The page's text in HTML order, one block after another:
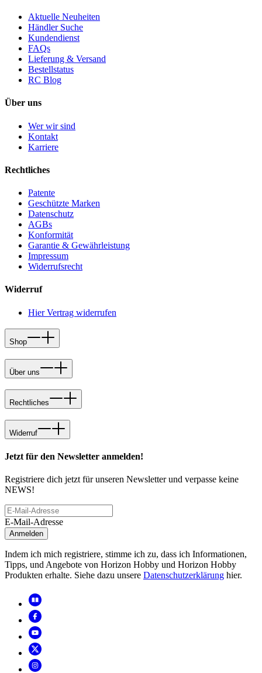
Aktuelle Neuheiten
Händler Suche
Kundendienst
FAQs
Lieferung & Versand
Bestellstatus
RC Blog
Über uns
Wer wir sind
Kontakt
Karriere
Rechtliches
Patente
Geschützte Marken
Datenschutz
AGBs
Konformität
Garantie & Gewährleistung
Impressum
Widerrufsrecht
Widerruf
Hier Vertrag widerrufen
Shop
Über uns
Rechtliches
Widerruf
Jetzt für den Newsletter anmelden!
Registriere dich jetzt für unseren Newsletter und verpasse keine
NEWS!
E-Mail-Adresse
Anmelden
Indem ich mich registriere, stimme ich zu, dass ich Informationen,
Tipps, und Angebote von Horizon Hobby und Horizon Hobby
Produkten erhalte. Siehe dazu unsere Datenschutzerklärung hier.